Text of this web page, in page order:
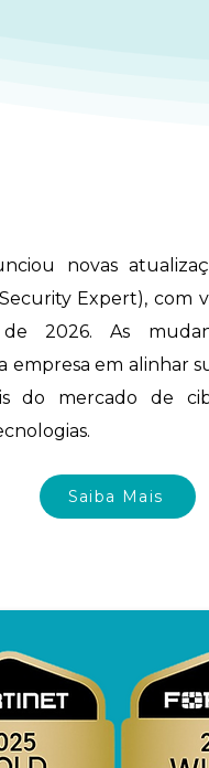
novas
Expert), com
2026. As
empresa em alinhar
do mercado de
Saiba Mais